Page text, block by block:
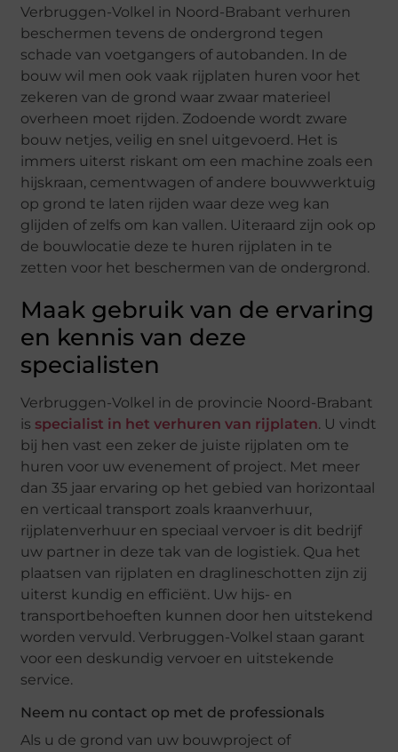
Verbruggen-Volkel in Noord-Brabant verhuren
beschermen tevens de ondergrond tegen
schade van voetgangers of autobanden. In de
bouw wil men ook vaak rijplaten huren voor het
zekeren van de grond waar zwaar materieel
overheen moet rijden. Zodoende wordt zware
bouw netjes, veilig en snel uitgevoerd. Het is
immers uiterst riskant om een machine zoals een
hijskraan, cementwagen of andere bouwwerktuig
op grond te laten rijden waar deze weg kan
glijden of zelfs om kan vallen. Uiteraard zijn ook op
de bouwlocatie deze te huren rijplaten in te
zetten voor het beschermen van de ondergrond.
Maak gebruik van de ervaring
en kennis van deze
specialisten
Verbruggen-Volkel in de provincie Noord-Brabant
is specialist in het verhuren van rijplaten. U vindt
bij hen vast een zeker de juiste rijplaten om te
huren voor uw evenement of project. Met meer
dan 35 jaar ervaring op het gebied van horizontaal
en verticaal transport zoals kraanverhuur,
rijplatenverhuur en speciaal vervoer is dit bedrijf
uw partner in deze tak van de logistiek. Qua het
plaatsen van rijplaten en draglineschotten zijn zij
uiterst kundig en efficiënt. Uw hijs- en
transportbehoeften kunnen door hen uitstekend
worden vervuld. Verbruggen-Volkel staan garant
voor een deskundig vervoer en uitstekende
service.
Neem nu contact op met de professionals
Als u de grond van uw bouwproject of